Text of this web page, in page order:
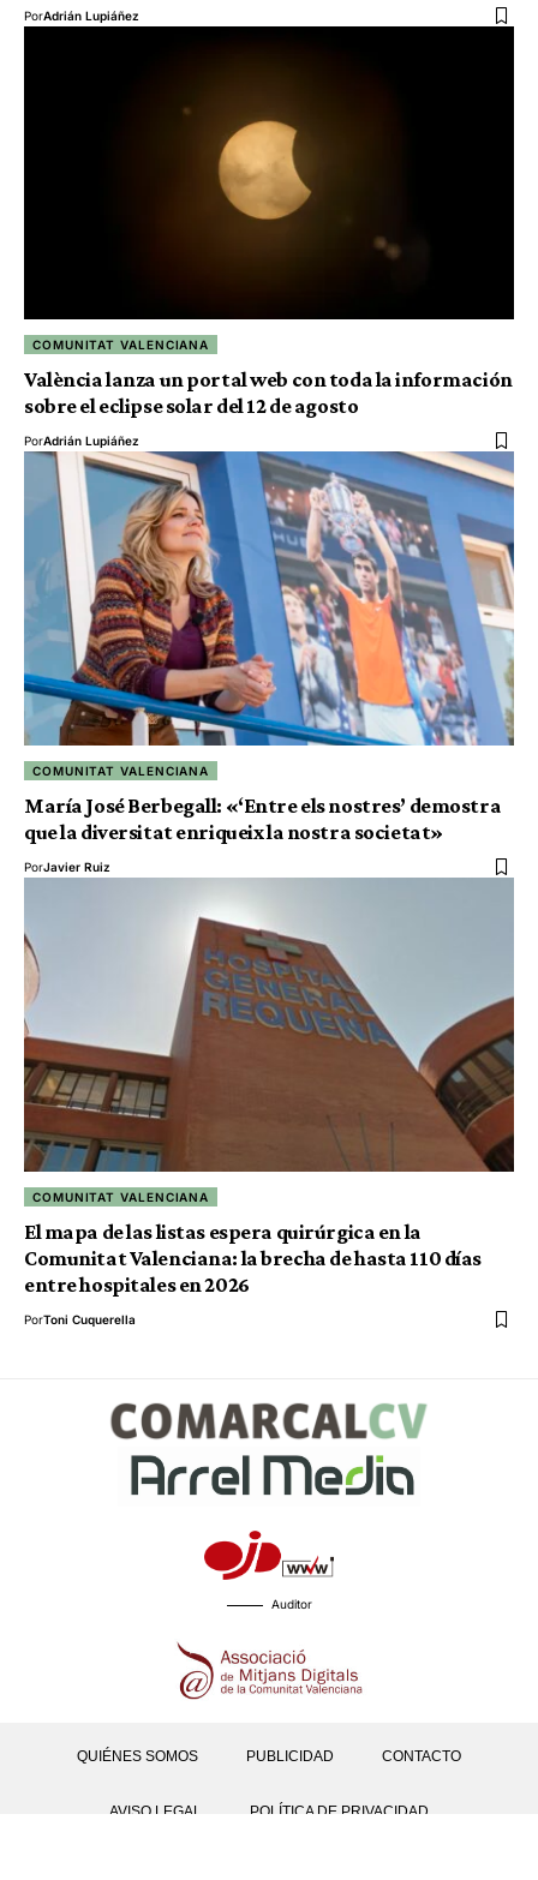
PorAdrián Lupiáñez
COMUNITAT VALENCIANA
València lanza un portal web con toda la información
sobre el eclipse solar del 12 de agosto
PorAdrián Lupiáñez
COMUNITAT VALENCIANA
María José Berbegall: «‘Entre els nostres’ demostra
que la diversitat enriqueix la nostra societat»
PorJavier Ruiz
COMUNITAT VALENCIANA
El mapa de las listas espera quirúrgica en la
Comunitat Valenciana: la brecha de hasta 110 días
entre hospitales en 2026
PorToni Cuquerella
Auditor
QUIÉNES SOMOS PUBLICIDAD CONTACTO
AVISO LEGAL POLÍTICA DE PRIVACIDAD